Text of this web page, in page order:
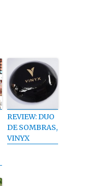
REVIEW: DUO
DE SOMBRAS,
VINYX